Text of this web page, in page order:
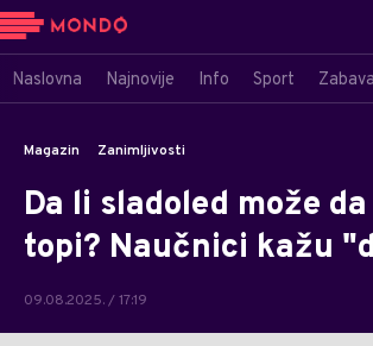
Naslovna Najnovije Info Sport Zabava
Magazin Zanimljivosti
Da li sladoled može
topi? Naučnici kažu
09.08.2025. / 17:19